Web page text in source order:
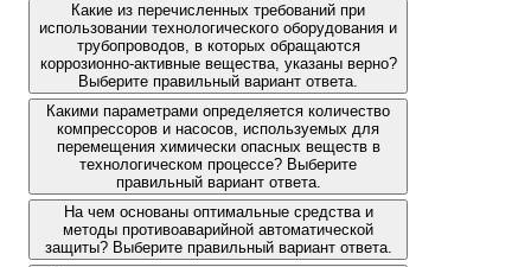
Какие из перечисленных требований при
использовании технологического оборудования и
трубопроводов, в которых обращаются
коррозионно-активные вещества, указаны верно?
Выберите правильный вариант ответа.
Какими параметрами определяется количество
компрессоров и насосов, используемых для
перемещения химически опасных веществ в
технологическом процессе? Выберите
правильный вариант ответа.
На чем основаны оптимальные средства и
методы противоаварийной автоматической
защиты? Выберите правильный вариант ответа.